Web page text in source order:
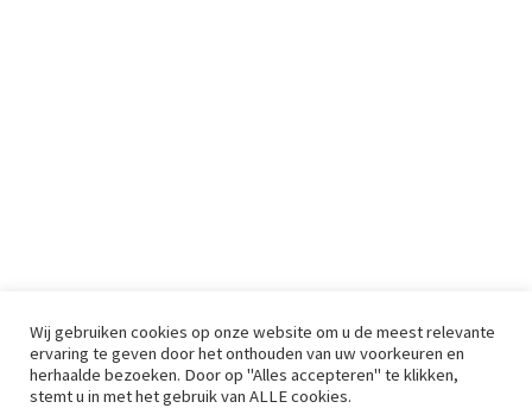
Wij gebruiken cookies op onze website om u de meest relevante
ervaring te geven door het onthouden van uw voorkeuren en
herhaalde bezoeken. Door op "Alles accepteren" te klikken,
stemt u in met het gebruik van ALLE cookies.